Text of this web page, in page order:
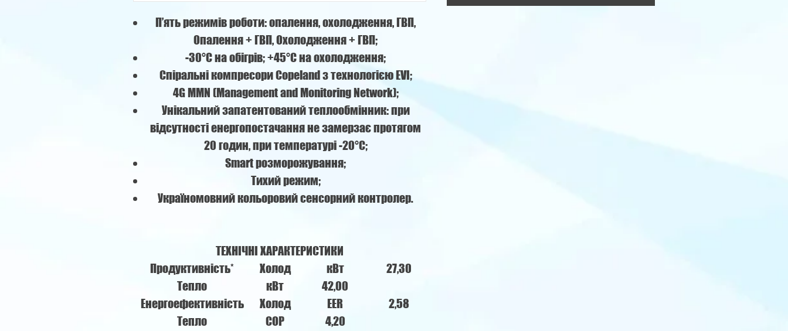
П’ять режимів роботи: опалення, охолодження, ГВП,
Опалення + ГВП, Охолодження + ГВП;
-30°С на обігрів; +45°С на охолодження;
Спіральні компресори Copeland з технологією EVI;
4G MMN (Management and Monitoring Network);
Унікальний запатентований теплообмінник: при
відсутності енергопостачання не замерзає протягом
20 годин, при температурі -20°С;
Smart розморожування;
Тихий режим;
Україномовний кольоровий сенсорний контролер.
ТЕХНІЧНІ ХАРАКТЕРИСТИКИ
Продуктивність*
Холод кВт
27,30
Тепло
кВт
42,00
Енергоефективність
Холод EER
2,58
Тепло
COP
4,20